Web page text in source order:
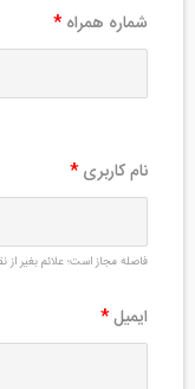
شماره همراه *
نام کاربری *
فاصله مجاز است؛ علائم بغیر
ایمیل*